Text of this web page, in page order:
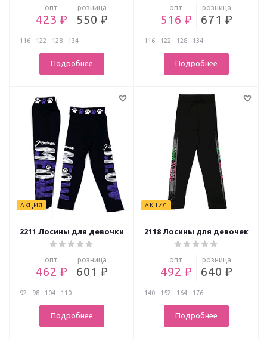
опт
423 ₽
розница
550 ₽
116 122 128 134
Подробнее
опт
516 ₽
розница
671 ₽
116 122 128 134
Подробнее
АКЦИЯ
2211 Лосины для девочки
опт
462 ₽
розница
601 ₽
92 98 104 110
Подробнее
АКЦИЯ
2118 Лосины для девочек
опт
492 ₽
розница
640 ₽
140 152 164 176
Подробнее